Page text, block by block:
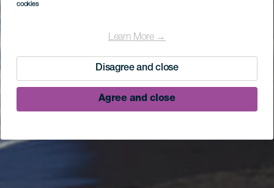
cookies
Learn More →
Disagree and close
Agree and close